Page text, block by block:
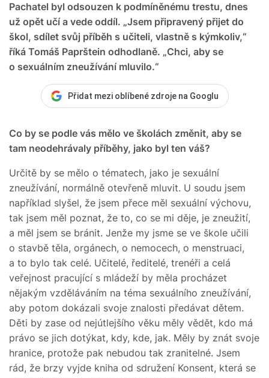
Pachatel byl odsouzen k podmíněnému trestu, dnes
už opět učí a vede oddíl. „Jsem připravený přijet do
škol, sdílet svůj příběh s učiteli, vlastně s kýmkoliv,“
říká Tomáš Paprštein odhodlaně. „Chci, aby se
o sexuálním zneužívání mluvilo.“
Přidat mezi oblíbené zdroje na Googlu
Co by se podle vás mělo ve školách změnit, aby se
tam neodehrávaly příběhy, jako byl ten váš?
Určitě by se mělo o tématech, jako je sexuální
zneužívání, normálně otevřeně mluvit. U soudu jsem
například slyšel, že jsem přece měl sexuální výchovu,
tak jsem měl poznat, že to, co se mi děje, je zneužití,
a měl jsem se bránit. Jenže my jsme se ve škole učili
o stavbě těla, orgánech, o nemocech, o menstruaci,
a to bylo tak celé. Učitelé, ředitelé, trenéři a celá
veřejnost pracující s mládeží by měla procházet
nějakým vzděláváním na téma sexuálního zneužívání,
aby potom dokázali svoje znalosti předávat dětem.
Děti by zase od nejútlejšího věku měly vědět, kdo má
právo se jich dotýkat, kdy, kde, jak. Měly by znát svoje
hranice, protože pak nebudou tak zranitelné. Jsem
rád, že brzy vyjde kniha od sdružení Konsent, která se